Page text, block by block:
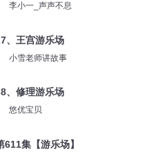
李小一_声声不息
、王宫游乐场
小雪老师讲故事
、修理游乐场
悠优宝贝
611集【游乐场】